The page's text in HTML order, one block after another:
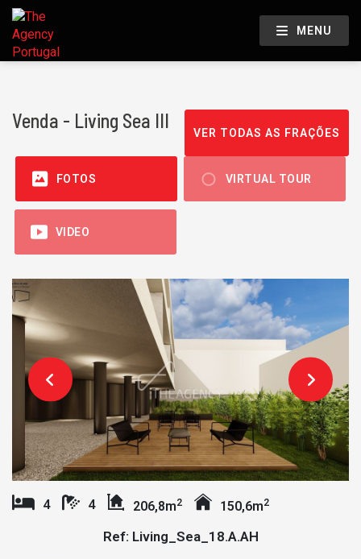
MENU
Venda - Living Sea III
VER TODAS AS FRAÇÕES
FOTOS VIRTUAL TOUR
VIDEO
4 4 206,8m2 150,6m2
Ref: Living_Sea_18.A.AH